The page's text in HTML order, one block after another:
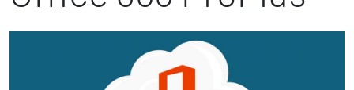
Contatti
231 Gestione Rischi